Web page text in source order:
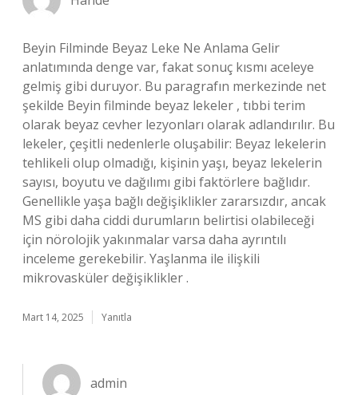
Beyin Filminde Beyaz Leke Ne Anlama Gelir
anlatımında denge var, fakat sonuç kısmı aceleye
gelmiş gibi duruyor. Bu paragrafın merkezinde net
şekilde Beyin filminde beyaz lekeler , tıbbi terim
olarak beyaz cevher lezyonları olarak adlandırılır. Bu
lekeler, çeşitli nedenlerle oluşabilir: Beyaz lekelerin
tehlikeli olup olmadığı, kişinin yaşı, beyaz lekelerin
sayısı, boyutu ve dağılımı gibi faktörlere bağlıdır.
Genellikle yaşa bağlı değişiklikler zararsızdır, ancak
MS gibi daha ciddi durumların belirtisi olabileceği
için nörolojik yakınmalar varsa daha ayrıntılı
inceleme gerekebilir. Yaşlanma ile ilişkili
mikrovasküler değişiklikler .
Mart 14, 2025 Yanıtla
admin